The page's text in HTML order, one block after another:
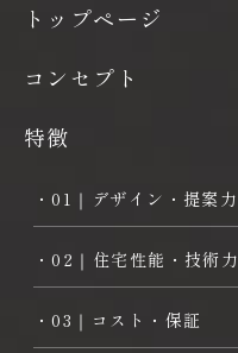
トップページ
コンセプト
特徴
・01｜デザイン・提案力
・02｜住宅性能・技術力
・03｜コスト・保証